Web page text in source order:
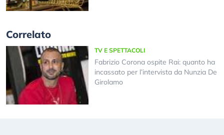
Correlato
TV E SPETTACOLI
Fabrizio Corona ospite Rai: quanto ha
incassato per l’intervista da Nunzia De
Girolamo